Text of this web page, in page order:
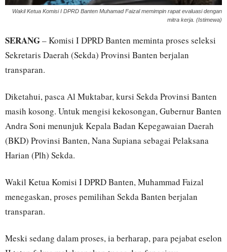
Wakil Ketua Komisi I DPRD Banten Muhamad Faizal memimpin rapat evaluasi dengan
mitra kerja. (Istimewa)
SERANG– Komisi I DPRD Banten meminta proses seleksi
Sekretaris Daerah (Sekda) Provinsi Banten berjalan
transparan.
Diketahui, pasca Al Muktabar, kursi Sekda Provinsi Banten
masih kosong. Untuk mengisi kekosongan, Gubernur Banten
Andra Soni menunjuk Kepala Badan Kepegawaian Daerah
(BKD) Provinsi Banten, Nana Supiana sebagai Pelaksana
Harian (Plh) Sekda.
Wakil Ketua Komisi I DPRD Banten, Muhammad Faizal
menegaskan, proses pemilihan Sekda Banten berjalan
transparan.
Meski sedang dalam proses, ia berharap, para pejabat eselon